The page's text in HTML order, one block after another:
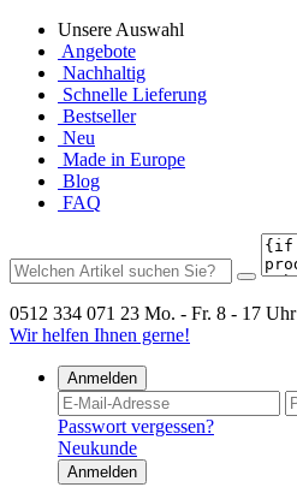
Unsere Auswahl
Angebote
Nachhaltig
Schnelle Lieferung
Bestseller
Neu
Made in Europe
Blog
FAQ
0512 334 071 23 Mo. - Fr. 8 - 17 Uhr
Wir helfen Ihnen gerne!
Anmelden
Passwort vergessen?
Neukunde
Anmelden